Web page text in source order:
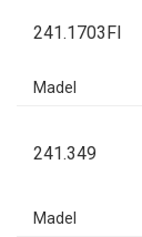
241.1703FI
Madel
241.349
Madel